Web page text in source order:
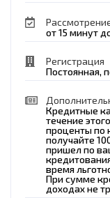
от 15 минут
Регистрация
Постоянная,
Кредитные
течение
проценты по
получайте
пришел по
время
При сумме
доходах не